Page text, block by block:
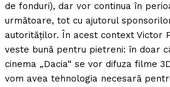
de fonduri), dar vor continua în
următoare, tot cu ajutorul
autorităţilor. În acest context Victor
veste bună pentru pietreni: în doar
cinema „Dacia“ se vor difuza filme
vom avea tehnologia necesară